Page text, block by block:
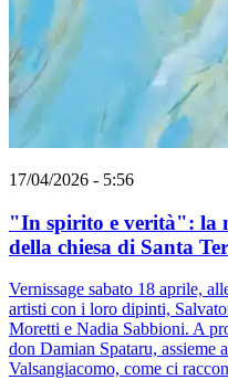
17/04/2026 - 5:56
"In spirito e verità": la
della chiesa di Santa
Vernissage sabato 18 aprile,
artisti con i loro dipinti,
Moretti e Nadia Sabbioni. A
don Damian Spataru, assieme
Valsangiacomo, come ci